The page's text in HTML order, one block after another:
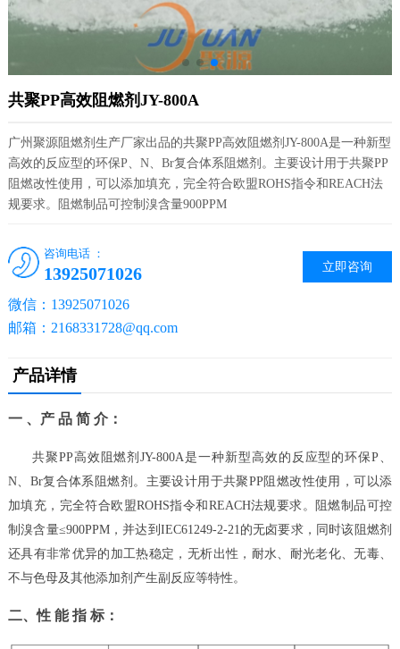
共聚PP高效阻燃剂JY-800A
广州聚源阻燃剂生产厂家出品的共聚PP高效阻燃剂JY-800A是一种新型
高效的反应型的环保P、N、Br复合体系阻燃剂。主要设计用于共聚PP
阻燃改性使用，可以添加填充，完全符合欧盟ROHS指令和REACH法
规要求。阻燃制品可控制溴含量900PPM
立即咨询
咨询电话 ：
13925071026
微信：13925071026
邮箱：2168331728@qq.com
产品详情
一 、产 品 简 介：
共聚PP高效阻燃剂JY-800A是一种新型高效的反应型的环保P、
N、Br复合体系阻燃剂。主要设计用于共聚PP阻燃改性使用，可以添
加填充，完全符合欧盟ROHS指令和REACH法规要求。阻燃制品可控
制溴含量≤900PPM，并达到IEC61249-2-21的无卤要求， 同时该阻燃剂
还具有非常优异的加工热稳定，无析出性，耐水、耐光老化、无毒、
不与色母及其他添加剂产生副反应等特性。
二、性 能 指 标：